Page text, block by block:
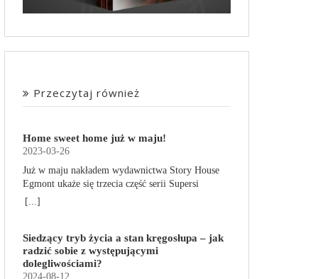
Przeczytaj również
Home sweet home już w maju!
2023-03-26
Już w maju nakładem wydawnictwa Story House
Egmont ukaże się trzecia część serii Supersi
scenarzysty Frederic Maupome. Ten tom nosi tytuł
obdarzone supermocami i wspomagane przez
robota o imieniu Al. Są rozdarte między chęcią
prowadzenia normalnego życia wśród ludzi a
[...]
Siedzący tryb życia a stan kręgosłupa – jak
radzić sobie z występującymi
dolegliwościami?
2024-08-12